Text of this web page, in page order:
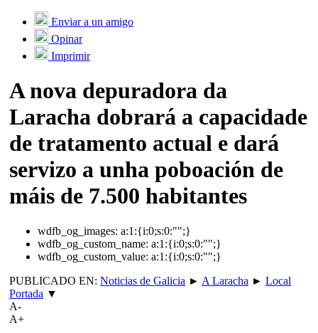
Enviar a un amigo
Opinar
Imprimir
A nova depuradora da
Laracha dobrará a capacidade
de tratamento actual e dará
servizo a unha poboación de
máis de 7.500 habitantes
wdfb_og_images: a:1:{i:0;s:0:"";}
wdfb_og_custom_name: a:1:{i:0;s:0:"";}
wdfb_og_custom_value: a:1:{i:0;s:0:"";}
PUBLICADO EN: Noticias de Galicia ► A Laracha ► Local
Portada ▼
A-
A+